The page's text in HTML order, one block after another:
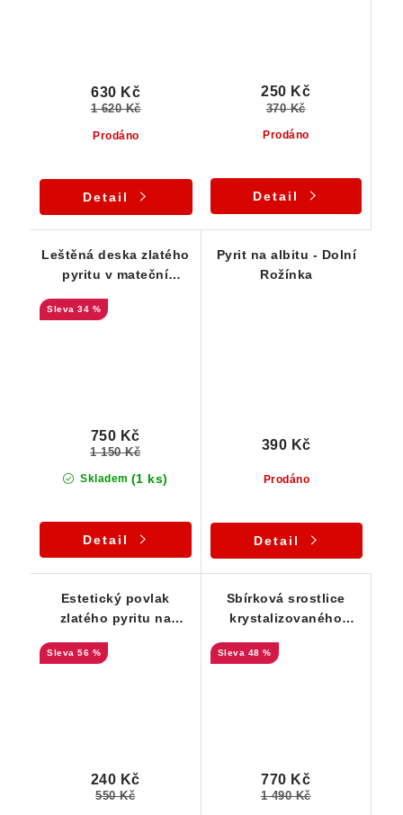
Prodáno
630 Kč
1 620 Kč
Detail
Prodáno
250 Kč
370 Kč
Detail
Leštěná deska zlatého
pyritu v mateční
34 %
Skladem (1 ks)
750 Kč
1 150 Kč
Detail
Pyrit na albitu - Dolní
Rožínka
Prodáno
390 Kč
Detail
Estetický povlak
zlatého pyritu na
tvořené hrubozrnou
56 %
240 Kč
550 Kč
Sbírková srostlice
krystalizovaného
estetika
48 %
770 Kč
1 490 Kč